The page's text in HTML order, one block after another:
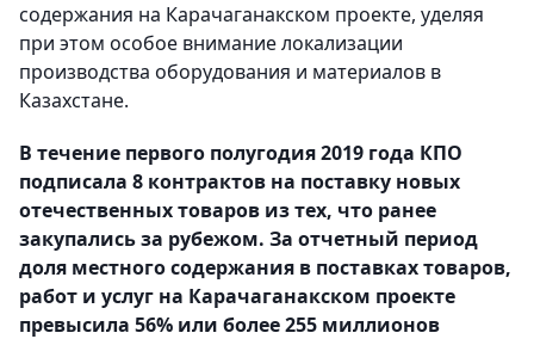
содержания на Карачаганакском проекте, уделяя
при этом особое внимание локализации
производства оборудования и материалов в
Казахстане.
В течение первого полугодия 2019 года КПО
подписала 8 контрактов на поставку новых
отечественных товаров из тех, что ранее
закупались за рубежом. За отчетный период
доля местного содержания в поставках товаров,
работ и услуг на Карачаганакском проекте
превысила 56% или более 255 миллионов